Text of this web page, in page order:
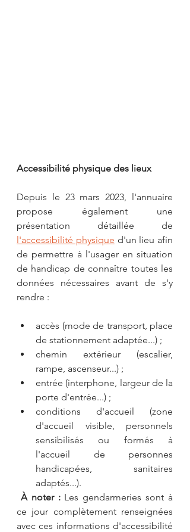
Accessibilité physique des lieux
Depuis le 23 mars 2023, l'annuaire
propose également une
l'accessibilité physique d'un lieu afin
de permettre à l'usager en situation
de handicap de connaître toutes les
données nécessaires avant de s'y
rendre :
accès (mode de transport, place
de stationnement adaptée...) ;
chemin extérieur (escalier,
rampe, ascenseur...) ;
entrée (interphone, largeur de la
porte d'entrée...) ;
conditions d'accueil (zone
d'accueil visible, personnels
sensibilisés ou formés à
l'accueil de personnes
handicapées, sanitaires
adaptés...).
À noter : Les gendarmeries sont à
ce jour complètement renseignées
avec ces informations d'accessibilité